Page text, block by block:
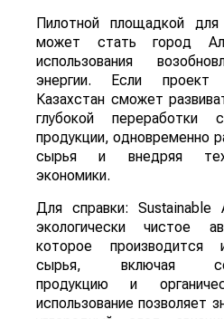
Пилотной площадкой для
может стать город
использования
энергии. Если проект
Казахстан сможет
глубокой переработки
продукции, одновременно
сырья и внедряя
экономики.
Для справки: Sustainable
экологически чистое
которое производится
сырья, включая
продукцию и
использование позволяет